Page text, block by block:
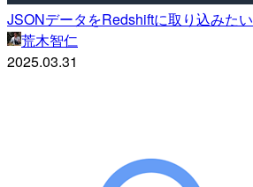
JSONデータをRedshiftに取り込みたい
荒木智仁
2025.03.31